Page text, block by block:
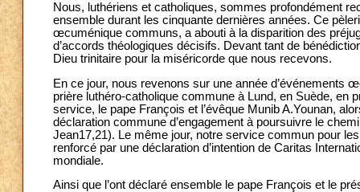
Nous, luthériens et catholiques, sommes profondément
ensemble durant les cinquante dernières années. Ce
œcuménique communs, a abouti à la disparition des
d’accords théologiques décisifs. Devant tant de
Dieu trinitaire pour la miséricorde que nous recevons.
En ce jour, nous revenons sur une année d’événements
prière luthéro-catholique commune à Lund, en Suède,
service, le pape François et l’évêque Munib A.Younan,
déclaration commune d’engagement à poursuivre le
Jean17,21). Le même jour, notre service commun pour
renforcé par une déclaration d’intention de Caritas
mondiale.
Ainsi que l’ont déclaré ensemble le pape François et le